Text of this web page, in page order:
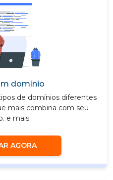
domínio
de domínios diferentes
mais combina com seu
e mais
AGORA